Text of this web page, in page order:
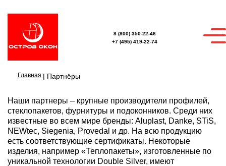
8 (800) 350-22-46
+7 (495) 419-22-74
Главная | Партнёры
Наши партнеры – крупные производители профилей,
стеклопакетов, фурнитуры и подоконников. Среди них
известные во всем мире бренды: Aluplast, Danke, STiS,
NEWteс, Siegenia, Provedal и др. На всю продукцию
есть соответствующие сертификаты. Некоторые
изделия, например «Теплопакеты», изготовленные по
уникальной технологии Double Silver, имеют